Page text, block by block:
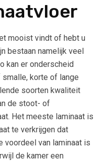
mooist vindt of hebt u
bestaan namelijk veel
kan er onderscheid
korte of lange
soorten kwaliteit
de stoot- of
Het meeste laminaat is
te verkrijgen dat
voordeel van laminaat is
de kamer een